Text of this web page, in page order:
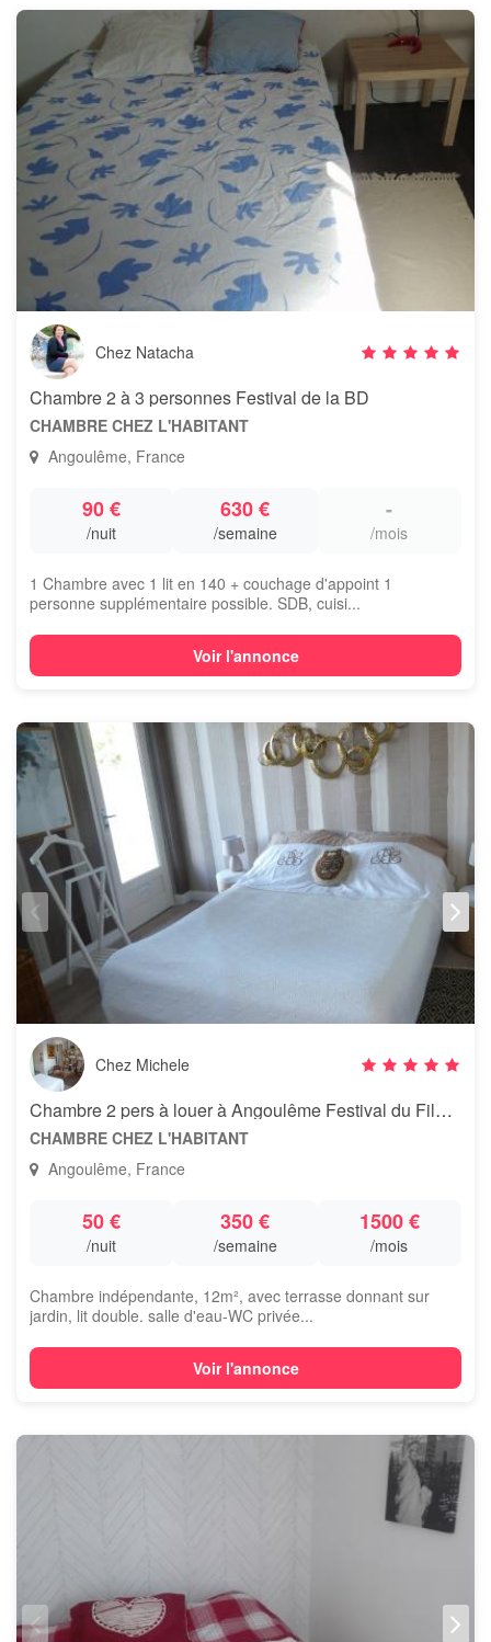
Chez Natacha
Chambre 2 à 3 personnes Festival de la BD
CHAMBRE CHEZ L'HABITANT
Angoulême, France
90 €
/nuit
630 €
/semaine
-
/mois
1 Chambre avec 1 lit en 140 + couchage d'appoint 1
personne supplémentaire possible. SDB, cuisi...
Voir l'annonce
Chez Michele
Chambre 2 pers à louer à Angoulême Festival du Film 20 au 26 août 2019
CHAMBRE CHEZ L'HABITANT
Angoulême, France
50 €
/nuit
350 €
/semaine
1500 €
/mois
Chambre indépendante, 12m², avec terrasse donnant sur
jardin, lit double. salle d'eau-WC privée...
Voir l'annonce